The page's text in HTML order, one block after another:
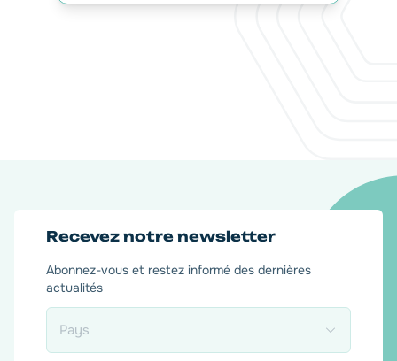
Recevez notre newsletter
Abonnez-vous et restez informé des dernières
actualités
Pays